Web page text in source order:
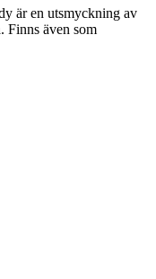
är en utsmyckning av
Finns även som